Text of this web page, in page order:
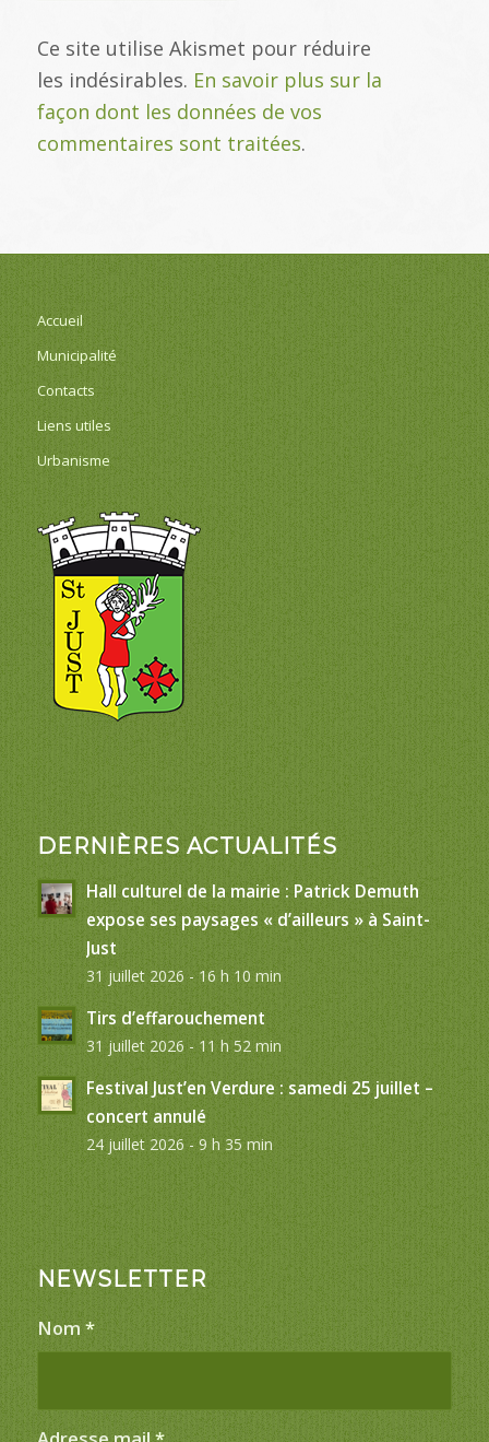
Ce site utilise Akismet pour réduire
les indésirables. En savoir plus sur la
façon dont les données de vos
commentaires sont traitées.
Accueil
Municipalité
Contacts
Liens utiles
Urbanisme
DERNIÈRES ACTUALITÉS
Hall culturel de la mairie : Patrick Demuth
expose ses paysages « d’ailleurs » à Saint-
Just
31 juillet 2026 - 16 h 10 min
Tirs d’effarouchement
31 juillet 2026 - 11 h 52 min
Festival Just’en Verdure : samedi 25 juillet –
concert annulé
24 juillet 2026 - 9 h 35 min
NEWSLETTER
Nom *